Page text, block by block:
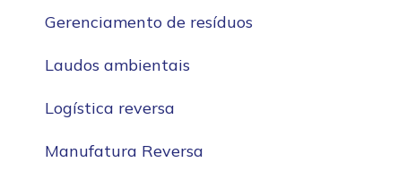
Gerenciamento de resíduos
Laudos ambientais
Logística reversa
Manufatura Reversa